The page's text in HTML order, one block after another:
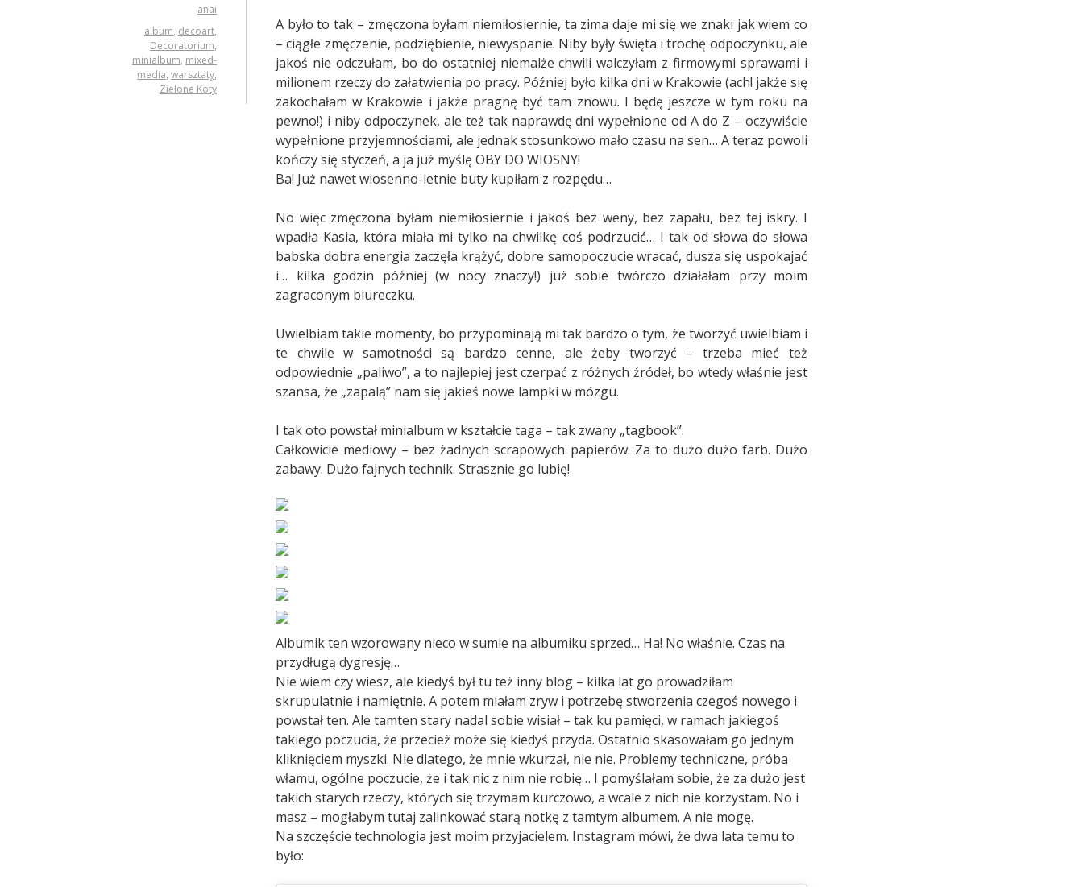
anai
album, decoart,
Decoratorium,
minialbum, mixed-
media, warsztaty,
Zielone Koty
A było to tak – zmęczona byłam niemiłosiernie, ta zima daje mi się we znaki jak wiem co
– ciągłe zmęczenie, podziębienie, niewyspanie. Niby były święta i trochę odpoczynku, ale
jakoś nie odczułam, bo do ostatniej niemalże chwili walczyłam z firmowymi sprawami i
milionem rzeczy do załatwienia po pracy. Później było kilka dni w Krakowie (ach! jakże się
zakochałam w Krakowie i jakże pragnę być tam znowu. I będę jeszcze w tym roku na
pewno!) i niby odpoczynek, ale też tak naprawdę dni wypełnione od A do Z – oczywiście
wypełnione przyjemnościami, ale jednak stosunkowo mało czasu na sen… A teraz powoli
kończy się styczeń, a ja już myślę OBY DO WIOSNY!
Ba! Już nawet wiosenno-letnie buty kupiłam z rozpędu…
No więc zmęczona byłam niemiłosiernie i jakoś bez weny, bez zapału, bez tej iskry. I
wpadła Kasia, która miała mi tylko na chwilkę coś podrzucić… I tak od słowa do słowa
babska dobra energia zaczęła krążyć, dobre samopoczucie wracać, dusza się uspokajać
i… kilka godzin później (w nocy znaczy!) już sobie twórczo działałam przy moim
zagraconym biureczku.
Uwielbiam takie momenty, bo przypominają mi tak bardzo o tym, że tworzyć uwielbiam i
te chwile w samotności są bardzo cenne, ale żeby tworzyć – trzeba mieć też
odpowiednie „paliwo”, a to najlepiej jest czerpać z różnych źródeł, bo wtedy właśnie jest
szansa, że „zapalą” nam się jakieś nowe lampki w mózgu.
I tak oto powstał minialbum w kształcie taga – tak zwany „tagbook”.
Całkowicie mediowy – bez żadnych scrapowych papierów. Za to dużo dużo farb. Dużo
zabawy. Dużo fajnych technik. Strasznie go lubię!
Albumik ten wzorowany nieco w sumie na albumiku sprzed… Ha! No właśnie. Czas na
przydługą dygresję…
Nie wiem czy wiesz, ale kiedyś był tu też inny blog – kilka lat go prowadziłam
skrupulatnie i namiętnie. A potem miałam zryw i potrzebę stworzenia czegoś nowego i
powstał ten. Ale tamten stary nadal sobie wisiał – tak ku pamięci, w ramach jakiegoś
takiego poczucia, że przecież może się kiedyś przyda. Ostatnio skasowałam go jednym
kliknięciem myszki. Nie dlatego, że mnie wkurzał, nie nie. Problemy techniczne, próba
włamu, ogólne poczucie, że i tak nic z nim nie robię… I pomyślałam sobie, że za dużo jest
takich starych rzeczy, których się trzymam kurczowo, a wcale z nich nie korzystam. No i
masz – mogłabym tutaj zalinkować starą notkę z tamtym albumem. A nie mogę.
Na szczęście technologia jest moim przyjacielem. Instagram mówi, że dwa lata temu to
było: